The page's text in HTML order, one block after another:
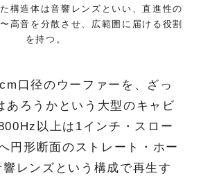
構造体は音響レンズといい、直進性の
高音を分散させ、広範囲に届ける役割
を持つ。
口径のウーファーを、ざっ
あろうかという大型のキャビ
以上は1インチ・スロー
円形断面のストレート・ホー
レンズという構成で再生す